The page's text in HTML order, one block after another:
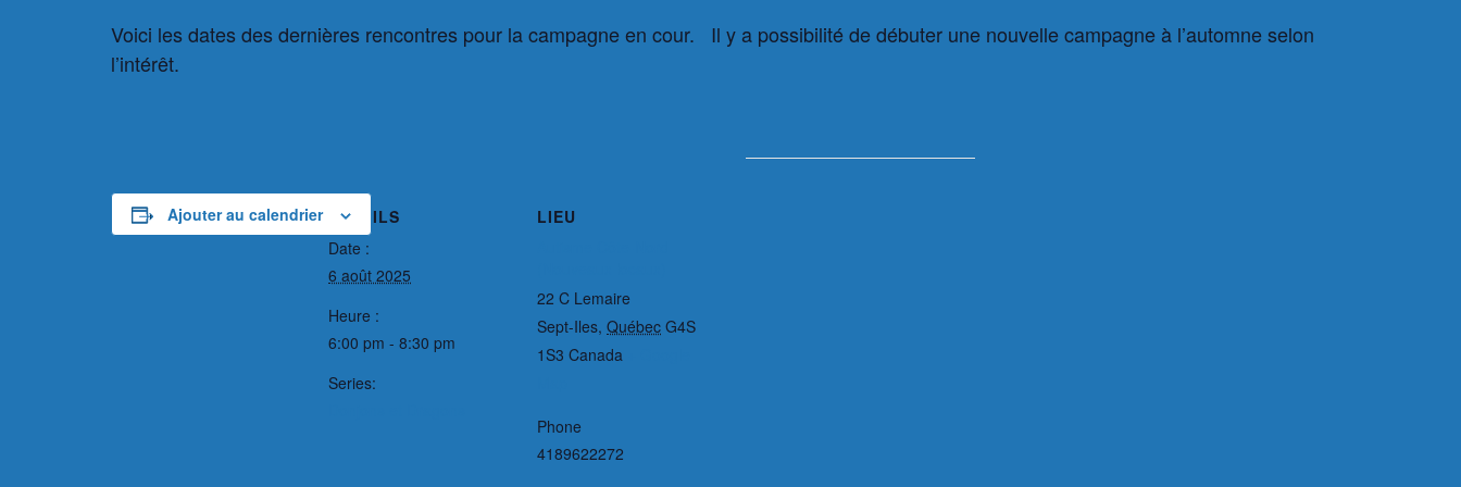
Voici les dates des dernières rencontres pour la campagne en cour. Il y a possibilité de débuter une nouvelle campagne à l’automne selon
l’intérêt.
Ajouter au calendrier
DÉTAILS
Date :
6 août 2025
Heure :
6:00 pm - 8:30 pm
Series:
LIEU
22 C Lemaire
Sept-Iles, Québec G4S
1S3 Canada
Phone
4189622272